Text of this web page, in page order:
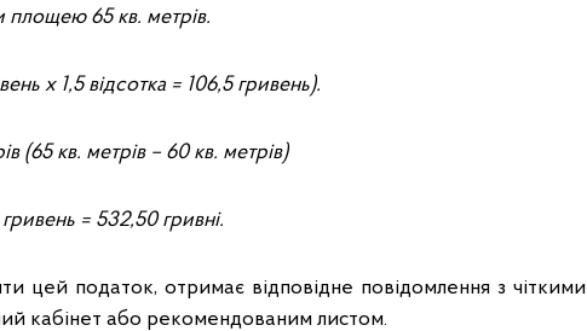
площею 65 кв. метрів.
х 1,5 відсотка = 106,5 гривень).
(65 кв. метрів – 60 кв. метрів)
= 532,50 гривні.
цей податок, отримає відповідне повідомлення з чіткими
кабінет або рекомендованим листом.